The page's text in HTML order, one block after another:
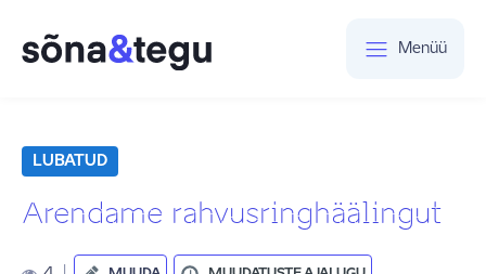
Menüü
LUBATUD
Arendame rahvusringhäälingut